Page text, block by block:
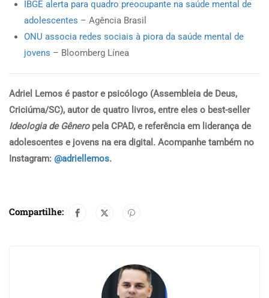
IBGE alerta para quadro preocupante na saúde mental de
adolescentes – Agência Brasil
ONU associa redes sociais à piora da saúde mental de
jovens – Bloomberg Línea
Adriel Lemos é pastor e psicólogo (Assembleia de Deus,
Criciúma/SC), autor de quatro livros, entre eles o best-seller
Ideologia de Gêneropela CPAD, e referência em liderança de
adolescentes e jovens na era digital. Acompanhe também no
Instagram: @adriellemos.
Compartilhe: